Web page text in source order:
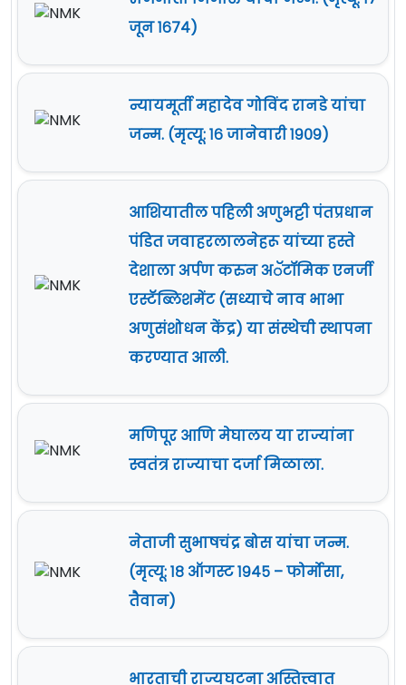
जून १६७४)
न्यायमूर्ती महादेव गोविंद रानडे यांचा
जन्म. (मृत्यू: १६ जानेवारी १९०९)
आशियातील पहिली अणुभट्टी पंतप्रधान
पंडित जवाहरलालनेहरू यांच्या हस्ते
देशाला अर्पण करुन अॅटॉमिक एनर्जी
एस्टॅब्लिशमेंट (सध्याचे नाव भाभा
अणुसंशोधन केंद्र) या संस्थेची स्थापना
करण्यात आली.
मणिपूर आणि मेघालय या राज्यांना
स्वतंत्र राज्याचा दर्जा मिळाला.
नेताजी सुभाषचंद्र बोस यांचा जन्म.
(मृत्यू: १८ ऑगस्ट १९४५ – फोर्मोसा,
तैवान)
भारताची राज्यघटना अस्तित्त्वात